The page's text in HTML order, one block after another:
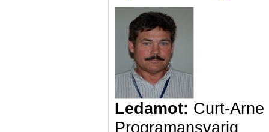
Ledamot: Curt-
Programansvarig